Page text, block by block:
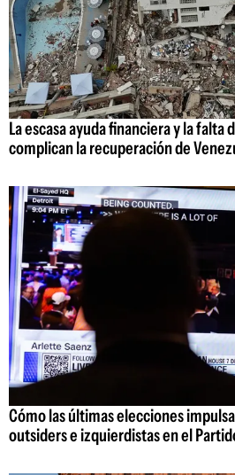
La escasa ayuda financiera y la falta
complican la recuperación de
Cómo las últimas elecciones
outsiders e izquierdistas en el